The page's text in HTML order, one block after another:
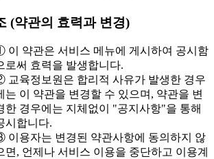
(약관의 효력과 변경)
이 약관은 서비스 메뉴에 게시하여 공시함
로써 효력을 발생합니다.
교육정보원은 합리적 사유가 발생한 경우
는 이 약관을 변경할 수 있으며, 약관을 변
한 경우에는 지체없이 "공지사항"을 통해
시합니다.
이용자는 변경된 약관사항에 동의하지 않
면, 언제나 서비스 이용을 중단하고 이용계